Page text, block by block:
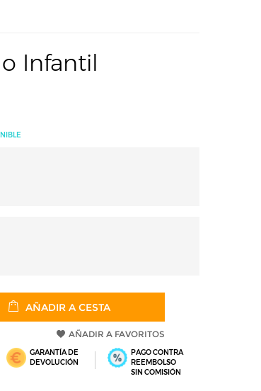
Infantil
AÑADIR A CESTA
AÑADIR A FAVORITOS
GARANTÍA DE
DEVOLUCIÓN
PAGO CONTRA
REEMBOLSO
SIN COMISIÓN